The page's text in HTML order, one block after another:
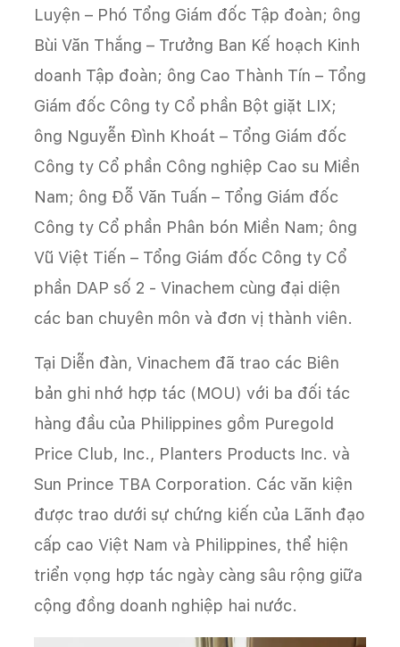
Luyện – Phó Tổng Giám đốc Tập đoàn; ông
Bùi Văn Thắng – Trưởng Ban Kế hoạch Kinh
doanh Tập đoàn; ông Cao Thành Tín – Tổng
Giám đốc Công ty Cổ phần Bột giặt LIX;
ông Nguyễn Đình Khoát – Tổng Giám đốc
Công ty Cổ phần Công nghiệp Cao su Miền
Nam; ông Đỗ Văn Tuấn – Tổng Giám đốc
Công ty Cổ phần Phân bón Miền Nam; ông
Vũ Việt Tiến – Tổng Giám đốc Công ty Cổ
phần DAP số 2 - Vinachem cùng đại diện
các ban chuyên môn và đơn vị thành viên.
Tại Diễn đàn, Vinachem đã trao các Biên
bản ghi nhớ hợp tác (MOU) với ba đối tác
hàng đầu của Philippines gồm Puregold
Price Club, Inc., Planters Products Inc. và
Sun Prince TBA Corporation. Các văn kiện
được trao dưới sự chứng kiến của Lãnh đạo
cấp cao Việt Nam và Philippines, thể hiện
triển vọng hợp tác ngày càng sâu rộng giữa
cộng đồng doanh nghiệp hai nước.